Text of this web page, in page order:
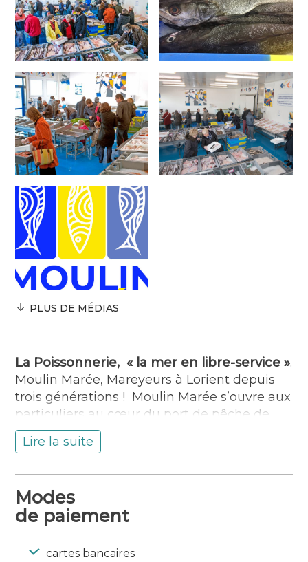
PLUS DE MÉDIAS
La Poissonnerie, « la mer en libre-service ».
Moulin Marée, Mareyeurs à Lorient depuis
trois générations ! Moulin Marée s’ouvre aux
particuliers au cœur du port de pêche de
Lorient Kéroman – lieu emblématique de la
pêche en France.
tous les produits de la mer. La poissonnerie
est ouverte du Lundi au samedi, de 8h00 à
accueillent, vous donnent des astuces, des
Lire la suite
Modes
de paiement
cartes bancaires